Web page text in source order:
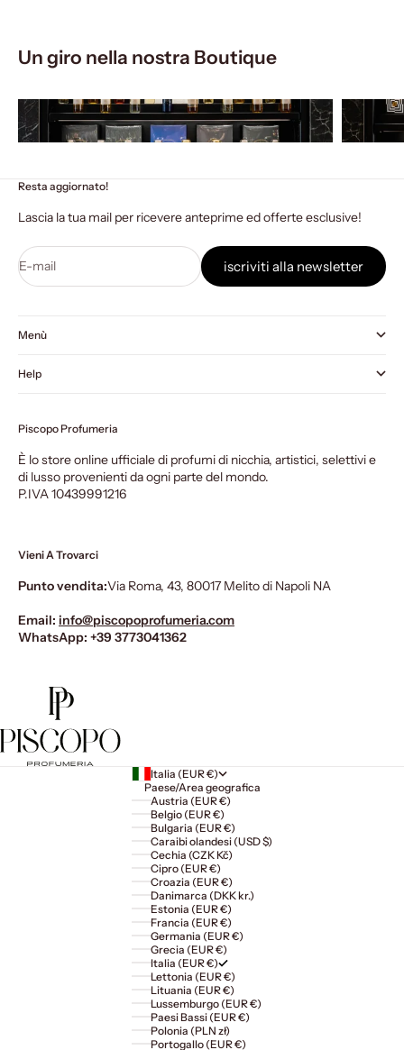
Un giro nella nostra Boutique
Resta aggiornato!
Lascia la tua mail per ricevere anteprime ed offerte esclusive!
E-mail iscriviti alla newsletter
Menù
Help
Piscopo Profumeria
È lo store online ufficiale di profumi di nicchia, artistici, selettivi e
di lusso provenienti da ogni parte del mondo.
P.IVA 10439991216
Vieni A Trovarci
Punto vendita:Via Roma, 43, 80017 Melito di Napoli NA
Email: info@piscopoprofumeria.com
WhatsApp: +39 3773041362
Italia (EUR €)
Paese/Area geografica
Austria (EUR €)
Belgio (EUR €)
Bulgaria (EUR €)
Caraibi olandesi (USD $)
Cechia (CZK Kč)
Cipro (EUR €)
Croazia (EUR €)
Danimarca (DKK kr.)
Estonia (EUR €)
Francia (EUR €)
Germania (EUR €)
Grecia (EUR €)
Italia (EUR €)
Lettonia (EUR €)
Lituania (EUR €)
Lussemburgo (EUR €)
Paesi Bassi (EUR €)
Polonia (PLN zł)
Portogallo (EUR €)